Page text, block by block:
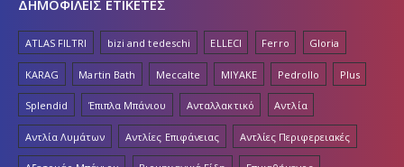
KARAG Martin Bath Meccalte MIYAKE Pedrollo Plus
Splendid Έπιπλα Μπάνιου Ανταλλακτικό Αντλία
Αντλία Λυμάτων Αντλίες Επιφάνειας Αντλίες Περιφερειακές
Αξεσουάρ Μπάνιου Βιομηχανικά Είδη Επικαθήμενος